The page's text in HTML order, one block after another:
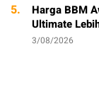
5.
Harga BBM
Ultimate
3/08/2026